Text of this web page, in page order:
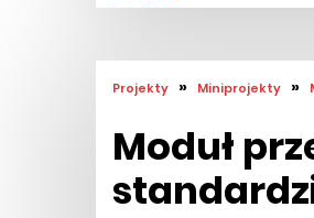
Projekty » Miniprojekty »
Moduł